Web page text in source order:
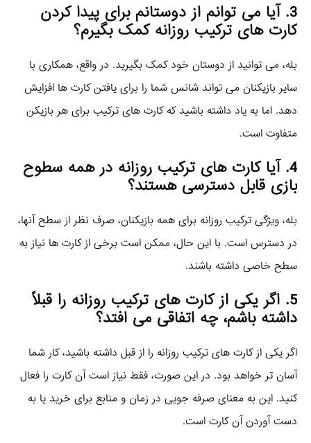
3. آیا می‌ توانم از دوستانم برای پیدا کردن
کارت‌ های ترکیب روزانه کمک بگیرم؟
بله، می‌ توانید از دوستان خود کمک بگیرید. در واقع، همکاری با
سایر بازیکنان می‌ تواند شانس شما را برای یافتن کارت‌ ها افزایش
دهد. اما به یاد داشته باشید که کارت‌ های ترکیب برای هر بازیکن
متفاوت است.
4. آیا کارت‌ های ترکیب روزانه در همه سطوح
بازی قابل دسترسی هستند؟
بله، ویژگی ترکیب روزانه برای همه بازیکنان، صرف نظر از سطح آنها،
در دسترس است. با این حال، ممکن است برخی از کارت‌ ها نیاز به
سطح خاصی داشته باشند.
5. اگر یکی از کارت‌ های ترکیب روزانه را قبلاً
داشته باشم، چه اتفاقی می‌ افتد؟
اگر یکی از کارت‌ های ترکیب روزانه را از قبل داشته باشید، کار شما
آسان‌ تر خواهد بود. در این صورت، فقط نیاز است آن کارت را فعال
کنید. این به معنای صرفه‌ جویی در زمان و منابع برای خرید یا به
دست آوردن آن کارت است.